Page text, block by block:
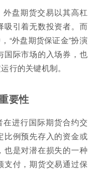
盘期货交易以其高杠
吸引着无数投资者。而
“外盘期货保证金”扮演
国际市场的入场券，也
行的关键机制。
要性
进行国际期货合约交
比例预先存入的资金或
也是对潜在损失的一种
支付，期货交易通过保